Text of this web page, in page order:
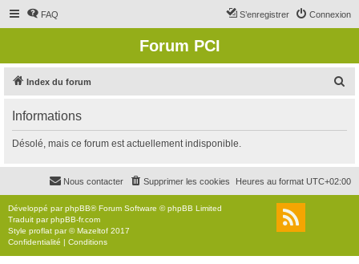
FAQ Connexion
S’enregistrer
Forum PCI
Index du forum
r
c
r
Informations
Désolé, mais ce forum est actuellement indisponible.
Heures au format UTC+02:00
Supprimer les cookies
Nous contacter
Développé parphpBB® Forum Software © phpBB Limited
Traduit parphpBB-fr.com
Style proflat par ©Mazeltof 2017
Confidentialité | Conditions